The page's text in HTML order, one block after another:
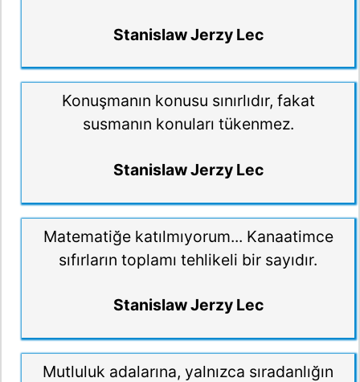
Stanislaw Jerzy Lec
Konuşmanın konusu sınırlıdır, fakat
susmanın konuları tükenmez.
Stanislaw Jerzy Lec
Matematiğe katılmıyorum... Kanaatimce
sıfırların toplamı tehlikeli bir sayıdır.
Stanislaw Jerzy Lec
Mutluluk adalarına, yalnızca sıradanlığın